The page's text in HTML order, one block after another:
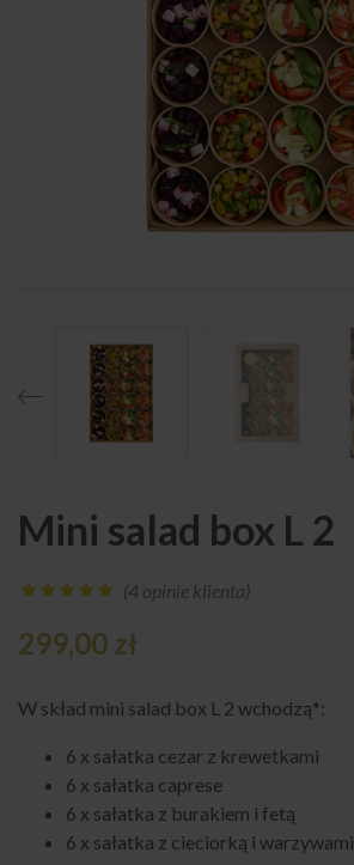
Mini salad box L 2
5.00na 5
na
klientów
(4 opinie klienta)
299,00 zł
W skład mini salad box L 2 wchodzą*:
6 x sałatka cezar z krewetkami
6 x sałatka caprese
6 x sałatka z burakiem i fetą
6 x sałatka z cieciorką i warzywami